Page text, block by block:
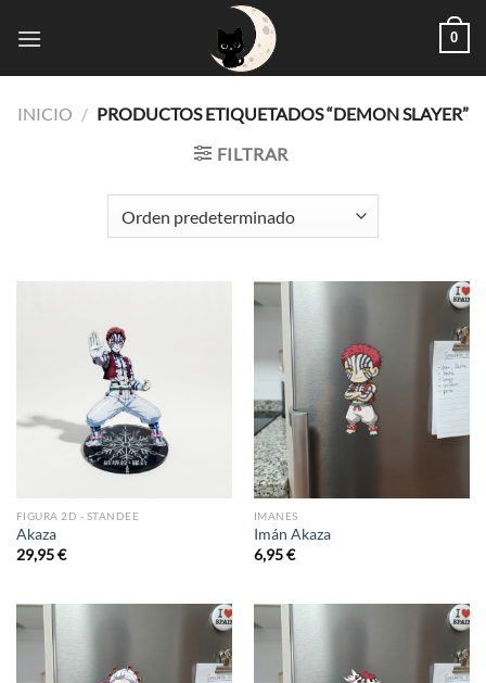
0
INICIO / PRODUCTOS ETIQUETADOS “DEMON SLAYER”
FILTRAR
FIGURA 2D - STANDEE
Akaza
29,95€
IMANES
Imán Akaza
6,95€